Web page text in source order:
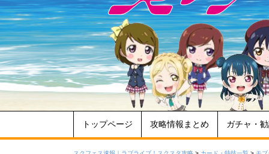
トップページ 攻略情報まとめ ガチャ・